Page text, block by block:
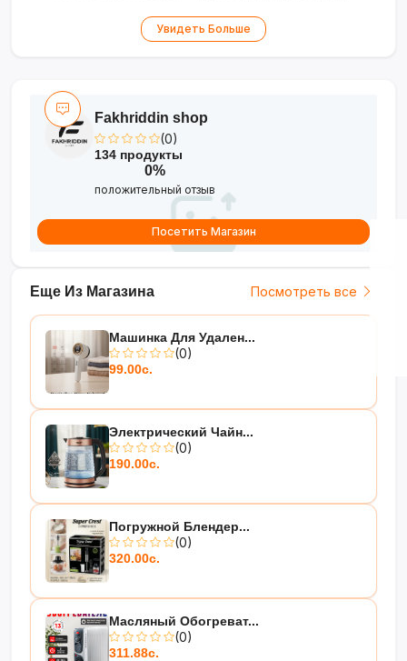
Увидеть Больше
Еще Из Магазина Посмотреть все
Машинка Для Удален...
(0)
99.00с.
Электрический Чайн...
(0)
190.00с.
Погружной Блендер...
(0)
320.00с.
Масляный Обогреват...
(0)
311.88с.
Fakhriddin shop
(0)
134 продукты
0%
положительный отзыв
Посетить Магазин